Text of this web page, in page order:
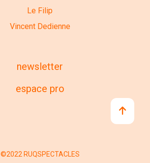
Le Filip
Vincent Dedienne
newsletter
espace pro
©2022 RUQSPECTACLES